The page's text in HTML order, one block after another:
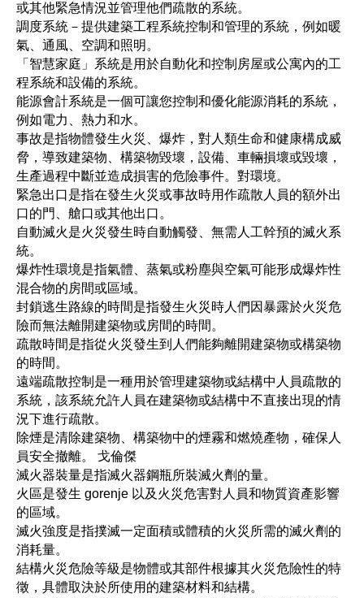
或其他緊急情況並管理他們疏散的系統。
調度系統－提供建築工程系統控制和管理的系統，例如暖
氣、通風、空調和照明。
「智慧家庭」系統是用於自動化和控制房屋或公寓內的工
程系統和設備的系統。
能源會計系統是一個可讓您控制和優化能源消耗的系統，
例如電力、熱力和水。
事故是指物體發生火災、爆炸，對人類生命和健康構成威
脅，導致建築物、構築物毀壞，設備、車輛損壞或毀壞，
生產過程中斷並造成損害的危險事件。對環境。
緊急出口是指在發生火災或事故時用作疏散人員的額外出
口的門、艙口或其他出口。
自動滅火是火災發生時自動觸發、無需人工幹預的滅火系
統。
爆炸性環境是指氣體、蒸氣或粉塵與空氣可能形成爆炸性
混合物的房間或區域。
封鎖逃生路線的時間是指發生火災時人們因暴露於火災危
險而無法離開建築物或房間的時間。
疏散時間是指從火災發生到人們能夠離開建築物或構築物
的時間。
遠端疏散控制是一種用於管理建築物或結構中人員疏散的
系統，該系統允許人員在建築物或結構中不直接出現的情
況下進行疏散。
除煙是清除建築物、構築物中的煙霧和燃燒產物，確保人
員安全撤離。 戈倫傑
滅火器裝量是指滅火器鋼瓶所裝滅火劑的量。
火區是發生 gorenje 以及火災危害對人員和物質資產影響
的區域。
滅火強度是指撲滅一定面積或體積的火災所需的滅火劑的
消耗量。
結構火災危險等級是物體或其部件根據其火災危險性的特
徵，具體取決於所使用的建築材料和結構。